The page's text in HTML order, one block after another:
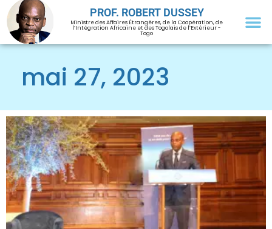
PROF. ROBERT DUSSEY
Ministre des Affaires Étrangères, de la Coopération, de
l’Intégration Africaine et des Togolais de l’Extérieur -
Togo
mai 27, 2023